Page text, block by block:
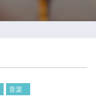
音楽